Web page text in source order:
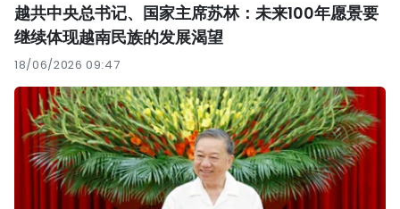
越共中央总书记、国家主席苏林：未来100年愿景要
继续体现越南民族的发展渴望
18/06/2026 09:47